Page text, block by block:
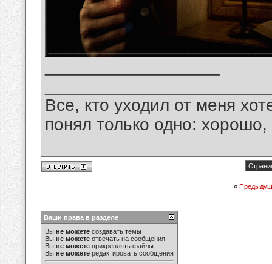
Все, кто уходил от меня
понял только одно:
«
Ваши права в разделе
Вы не можете создавать темы
Вы не можете отвечать на сообщения
Вы не можете прикреплять файлы
Вы не можете редактировать сообщения